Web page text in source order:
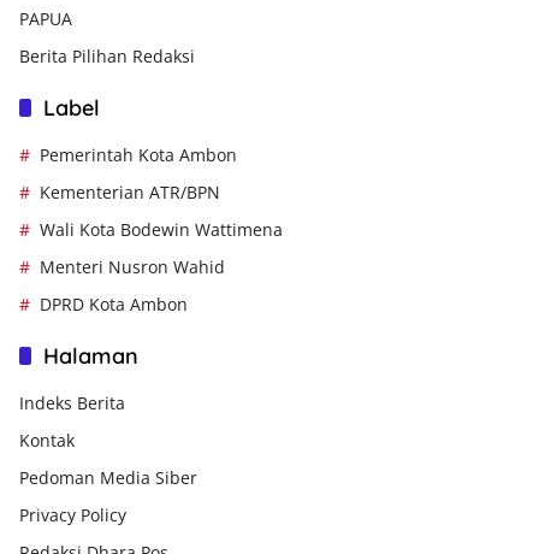
PAPUA
Berita Pilihan Redaksi
Label
Pemerintah Kota Ambon
Kementerian ATR/BPN
Wali Kota Bodewin Wattimena
Menteri Nusron Wahid
DPRD Kota Ambon
Halaman
Indeks Berita
Kontak
Pedoman Media Siber
Privacy Policy